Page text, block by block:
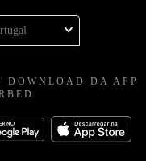
DOWNLOAD DA APP